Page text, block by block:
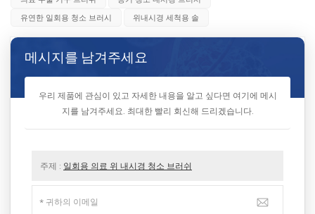
유연한 일회용 청소 브러시
위내시경 세척용 솔
메시지를 남겨주세요
우리 제품에 관심이 있고 자세한 내용을 알고 싶다면 여기에 메시
지를 남겨주세요. 최대한 빨리 회신해 드리겠습니다.
주제 : 일회용 의료 위 내시경 청소 브러쉬